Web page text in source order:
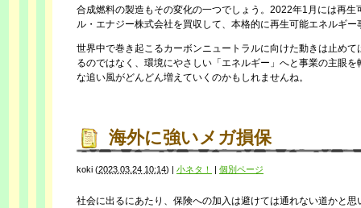
合成燃料の製造もその変化の一つでしょう。2022年1月には再
ル・エナジー株式会社を買収して、本格的に再生可能エネルギ
世界中で巻き起こるカーボンニュートラルに向けた動きは止め
るのではなく、環境にやさしい「エネルギー」へと事業の主眼
な追い風がどんどん増えていくのかもしれませんね。
海外に強いメガ損保
koki (2023.03.24 10:14) | 小ネタ！ | 個別ページ
社会に出るにあたり、保険への加入は避けては通れない道かと思